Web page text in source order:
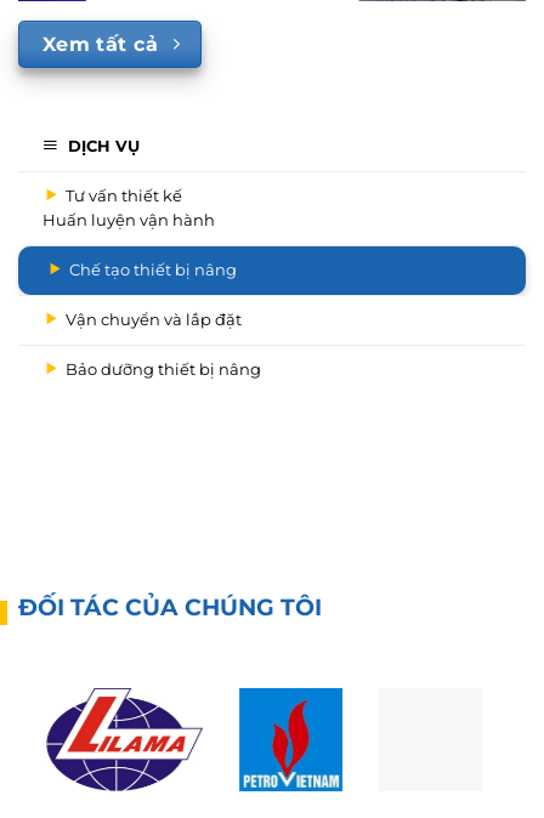
Xem tất cả
DỊCH VỤ
Tư vấn thiết kế
Huấn luyện vận hành
Chế tạo thiết bị nâng
Vận chuyển và lắp đặt
Bảo dưỡng thiết bị nâng
ĐỐI TÁC CỦA CHÚNG TÔI